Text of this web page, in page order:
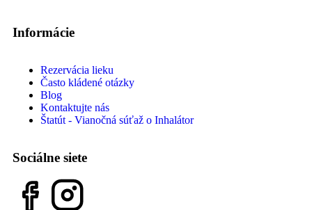
Informácie
Rezervácia lieku
Často kládené otázky
Blog
Kontaktujte nás
Štatút - Vianočná súťaž o Inhalátor
Sociálne siete